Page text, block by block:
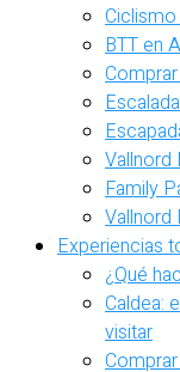
BTT en
Vallnord
Family
Vallnord
Experiencias
¿Qué
Caldea:
visitar